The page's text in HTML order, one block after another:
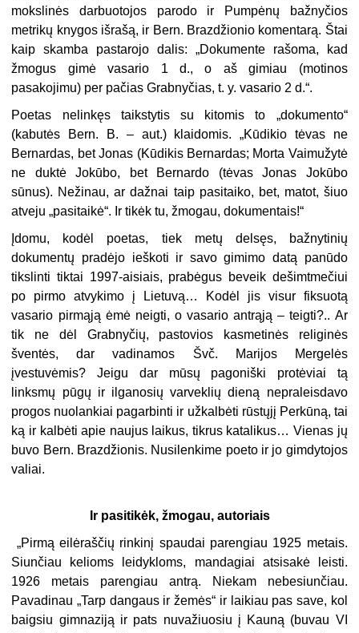
mokslinės darbuotojos parodo ir Pumpėnų bažnyčios
metrikų knygos išrašą, ir Bern. Brazdžionio komentarą. Štai
kaip skamba pastarojo dalis: „Dokumente rašoma, kad
žmogus gimė vasario 1 d., o aš gimiau (motinos
pasakojimu) per pačias Grabnyčias, t. y. vasario 2 d.“.
Poetas nelinkęs taikstytis su kitomis to „dokumento“
(kabutės Bern. B. – aut.) klaidomis. „Kūdikio tėvas ne
Bernardas, bet Jonas (Kūdikis Bernardas; Morta Vaimužytė
ne duktė Jokūbo, bet Bernardo (tėvas Jonas Jokūbo
sūnus). Nežinau, ar dažnai taip pasitaiko, bet, matot, šiuo
atveju „pasitaikė“. Ir tikėk tu, žmogau, dokumentais!“
Įdomu, kodėl poetas, tiek metų delsęs, bažnytinių
dokumentų pradėjo ieškoti ir savo gimimo datą panūdo
tikslinti tiktai 1997-aisiais, prabėgus beveik dešimtmečiui
po pirmo atvykimo į Lietuvą… Kodėl jis visur fiksuotą
vasario pirmąją ėmė neigti, o vasario antrąją – teigti?.. Ar
tik ne dėl Grabnyčių, pastovios kasmetinės religinės
šventės, dar vadinamos Švč. Marijos Mergelės
įvestuvėmis? Jeigu dar mūsų pagoniški protėviai tą
linksmų pūgų ir ilganosių varveklių dieną nepraleisdavo
progos nuolankiai pagarbinti ir užkalbėti rūstųjį Perkūną, tai
ką ir kalbėti apie naujus laikus, tikrus katalikus… Vienas jų
buvo Bern. Brazdžionis. Nusilenkime poeto ir jo gimdytojos
valiai.
Ir pasitikėk, žmogau, autoriais
„Pirmą eilėraščių rinkinį spaudai parengiau 1925 metais.
Siunčiau kelioms leidykloms, mandagiai atsisakė leisti.
1926 metais parengiau antrą. Niekam nebesiunčiau.
Pavadinau „Tarp dangaus ir žemės“ ir laikiau pas save, kol
baigsiu gimnaziją ir pats nuvažiuosiu į Kauną (buvau VI